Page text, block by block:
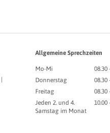
Allgemeine Sprechzeiten
Mo-Mi
08.30
Donnerstag
08.30
Freitag
08.30
Jeden 2. und 4.
Samstag im Monat